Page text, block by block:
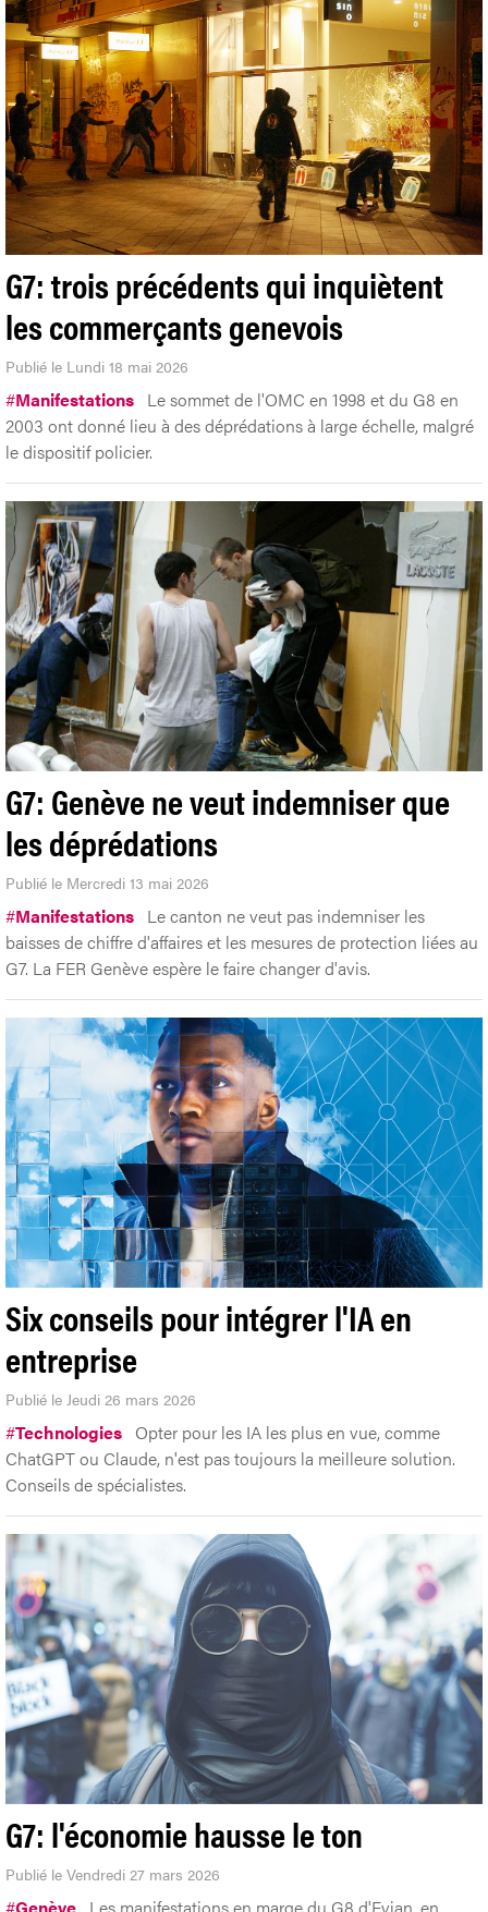
G7: trois précédents qui inquiètent
les commerçants genevois
Publié le Lundi 18 mai 2026
#Manifestations Le sommet de l'OMC en 1998 et du G8 en
2003 ont donné lieu à des déprédations à large échelle, malgré
le dispositif policier.
G7: Genève ne veut indemniser que
les déprédations
Publié le Mercredi 13 mai 2026
#Manifestations Le canton ne veut pas indemniser les
baisses de chiffre d'affaires et les mesures de protection liées au
G7. La FER Genève espère le faire changer d'avis.
Six conseils pour intégrer l'IA en
entreprise
Publié le Jeudi 26 mars 2026
#Technologies Opter pour les IA les plus en vue, comme
ChatGPT ou Claude, n'est pas toujours la meilleure solution.
Conseils de spécialistes.
G7: l'économie hausse le ton
Publié le Vendredi 27 mars 2026